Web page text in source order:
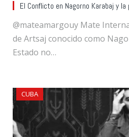
El Conflicto en Nagorno Karabaj y
@mateamargouy Mate
de Artsaj conocido como
Estado no…
CUBA